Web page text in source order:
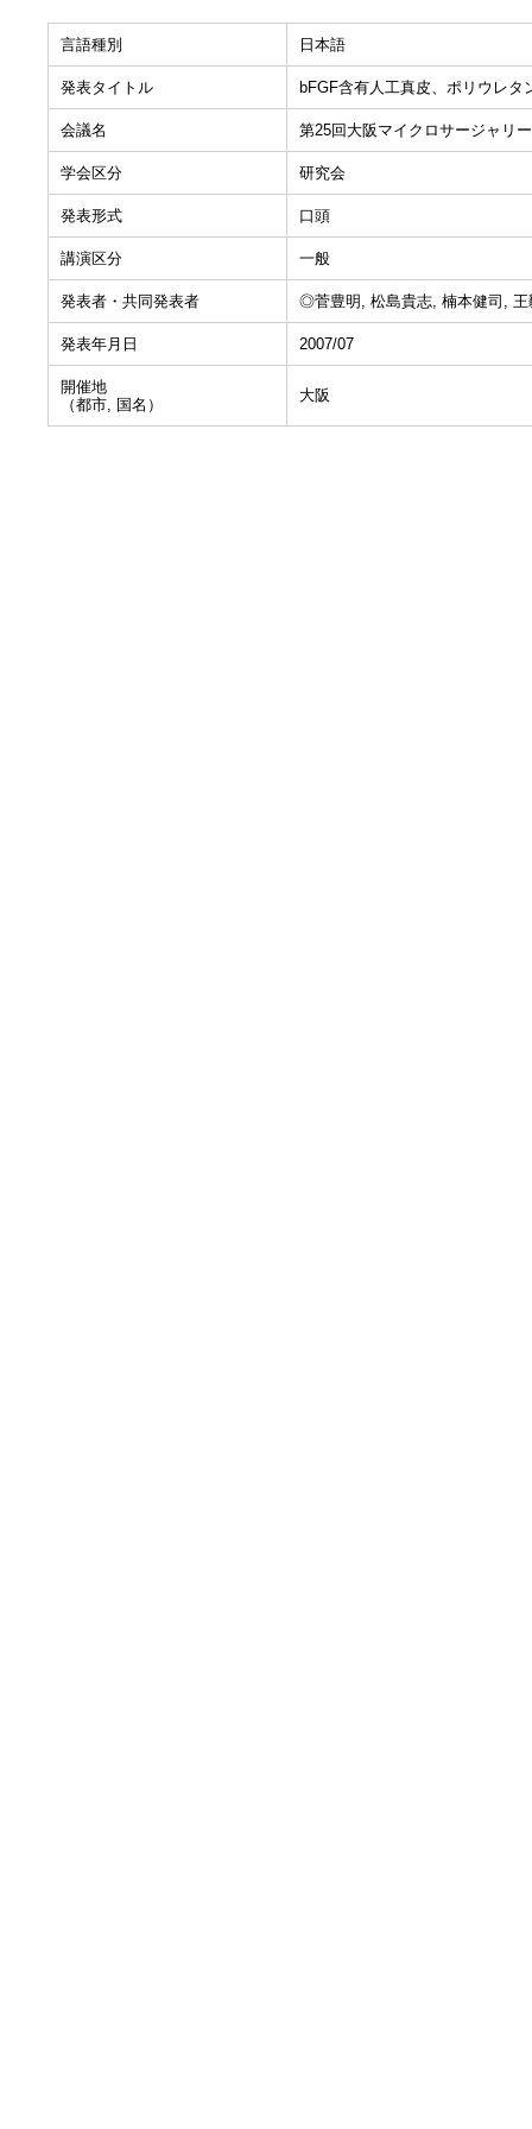
言語種別 日本語
発表タイトル bFGF含有人工真皮、ポリウレ
会議名 第25回大阪マイクロサージャリ
学会区分 研究会
発表形式 口頭
講演区分 一般
発表者・共同発表者 ◎菅豊明, 松島貴志, 楠本健司, 王
発表年月日 2007/07
開催地
（都市, 国名）
大阪